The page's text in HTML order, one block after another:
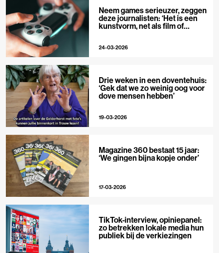
Neem games serieuzer, zeggen
deze journalisten: ‘Het is een
kunstvorm, net als film of
24-03-2026
Drie weken in een doventehuis:
‘Gek dat we zo weinig oog voor
dove mensen hebben’
19-03-2026
Magazine 360 bestaat 15 jaar:
‘We gingen bijna kopje onder’
17-03-2026
TikTok-interview, opiniepanel:
zo betrekken lokale media hun
publiek bij de verkiezingen